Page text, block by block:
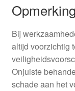
Opmerking
Bij
altijd voorzichtig
Onjuiste
schade aan het